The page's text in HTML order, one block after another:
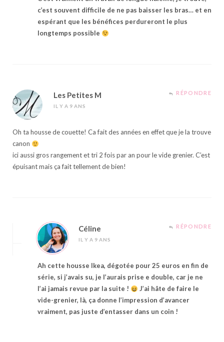
c’est souvent difficile de ne pas baisser les bras… et en
espérant que les bénéfices perdureront le plus
longtemps possible
Les Petites M
IL Y A 9 ANS
RÉPONDRE
Oh ta housse de couette! Ca fait des années en effet que je la trouve
canon
ici aussi gros rangement et tri 2 fois par an pour le vide grenier. C’est
épuisant mais ça fait tellement de bien!
Céline
IL Y A 9 ANS
RÉPONDRE
Ah cette housse Ikea, dégotée pour 25 euros en fin de
série, si j’avais su, je l’aurais prise e double, car je ne
l’ai jamais revue par la suite !
J’ai hâte de faire le
vide-grenier, là, ça donne l’impression d’avancer
vraiment, pas juste d’entasser dans un coin !